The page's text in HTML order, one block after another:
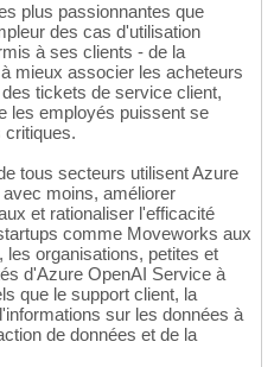
plus passionnantes que
des cas d'utilisation
à ses clients - de la
mieux associer les acheteurs
tickets de service client,
les employés puissent se
critiques.
tous secteurs utilisent Azure
moins, améliorer
et rationaliser l'efficacité
comme Moveworks aux
organisations, petites et
d'Azure OpenAI Service à
que le support client, la
sur les données à
de données et de la